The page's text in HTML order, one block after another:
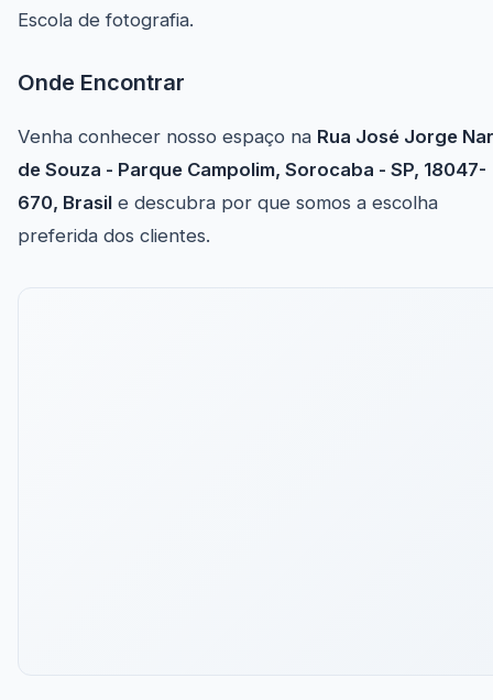
Escola de fotografia.
Onde Encontrar
Venha conhecer nosso espaço na Rua José Jorge
de Souza - Parque Campolim, Sorocaba - SP, 18047-
670, Brasil e descubra por que somos a escolha
preferida dos clientes.